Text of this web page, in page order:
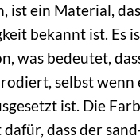
ist ein Material,
bekannt ist. Es
was bedeutet,
selbst wenn
ist. Die
dass der